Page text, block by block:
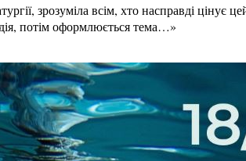
зрозуміла всім, хто насправді цінує
потім оформлюється тема…»